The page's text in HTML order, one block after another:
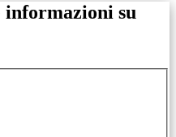
informazioni su